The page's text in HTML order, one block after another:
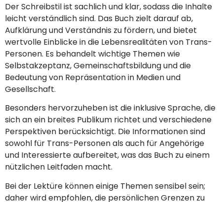
Der Schreibstil ist sachlich und klar, sodass die Inhalte
leicht verständlich sind. Das Buch zielt darauf ab,
Aufklärung und Verständnis zu fördern, und bietet
wertvolle Einblicke in die Lebensrealitäten von Trans-
Personen. Es behandelt wichtige Themen wie
Selbstakzeptanz, Gemeinschaftsbildung und die
Bedeutung von Repräsentation in Medien und
Gesellschaft.
Besonders hervorzuheben ist die inklusive Sprache, die
sich an ein breites Publikum richtet und verschiedene
Perspektiven berücksichtigt. Die Informationen sind
sowohl für Trans-Personen als auch für Angehörige
und Interessierte aufbereitet, was das Buch zu einem
nützlichen Leitfaden macht.
Bei der Lektüre können einige Themen sensibel sein;
daher wird empfohlen, die persönlichen Grenzen zu